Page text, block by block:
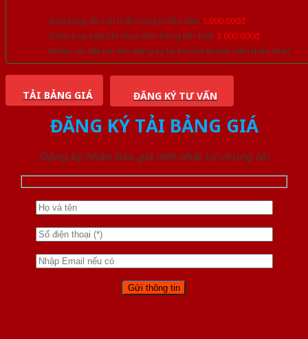
Quà tặng đồ nội thất trang trí lên đến 1.000.000đ
Giảm trực tiếp khi mua đơn hàng lớn hơn 3.000.000đ
Nhiều ưu đãi lớn khi đăng ký tài khoản thành viên thân thiết
TẢI BẢNG GIÁ ĐĂNG KÝ TƯ VẤN
ĐĂNG KÝ TẢI BẢNG GIÁ
Đăng ký nhận báo giá mới nhất từ chúng tôi